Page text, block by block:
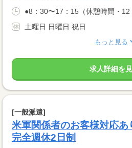
●8：30〜17：15（休憩時間・12
土曜日 日曜日 祝日
もっと見る
求人詳細を
[一般派遣]
米軍関係者のお客様対応あ
完全週休2日制